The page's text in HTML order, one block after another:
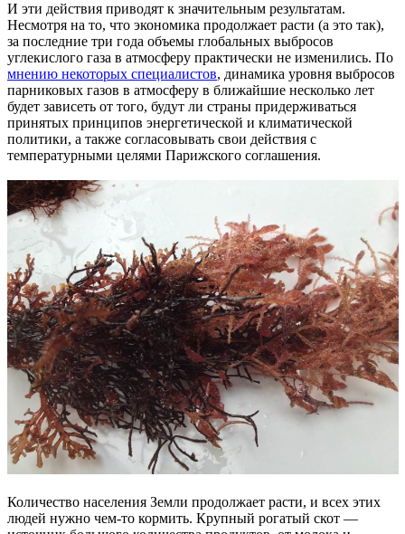
И эти действия приводят к значительным результатам.
Несмотря на то, что экономика продолжает расти (а это так),
за последние три года объемы глобальных выбросов
углекислого газа в атмосферу практически не изменились. По
мнению некоторых специалистов, динамика уровня выбросов
парниковых газов в атмосферу в ближайшие несколько лет
будет зависеть от того, будут ли страны придерживаться
принятых принципов энергетической и климатической
политики, а также согласовывать свои действия с
температурными целями Парижского соглашения.
Количество населения Земли продолжает расти, и всех этих
людей нужно чем-то кормить. Крупный рогатый скот —